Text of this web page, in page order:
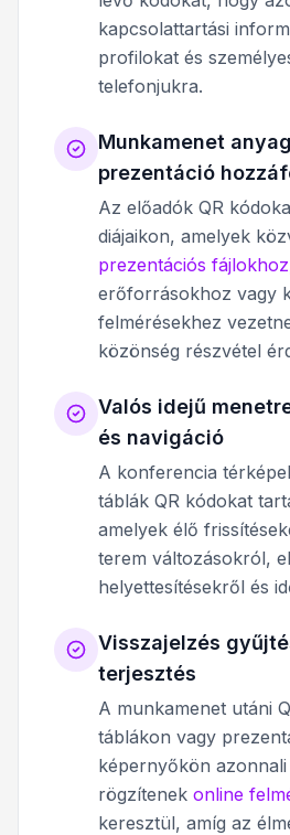
kapcsolattartási
profilokat és
telefonjukra.
Munkamenet
prezentáció
Az előadók QR
diájaikon, amelyek
prezentációs fájlokhoz
erőforrásokhoz vagy
felmérésekhez
közönség részvétel
Valós idejű
és navigáció
A konferencia
táblák QR kódokat
amelyek élő
terem változásokról,
helyettesítésekről és
Visszajelzés
terjesztés
A munkamenet utáni
táblákon vagy
képernyőkön azonnali
rögzítenek online
keresztül, amíg az